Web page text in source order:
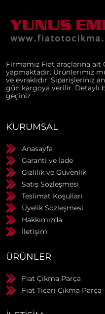
Firmamız Fiat araçlarına ait
yapmaktadır. Ürünlerimiz
ve evraklıdır. Siparişleriniz
gün kargoya verilir.
geçiniz
KURUMSAL
Anasayfa
Garanti ve İade
Gizlilik ve Güvenlik
Satış Sözleşmesi
Teslimat Koşulları
Üyelik Sözleşmesi
Hakkımızda
İletişim
ÜRÜNLER
Fiat Çıkma Parça
Fiat Ticari Çıkma Parça